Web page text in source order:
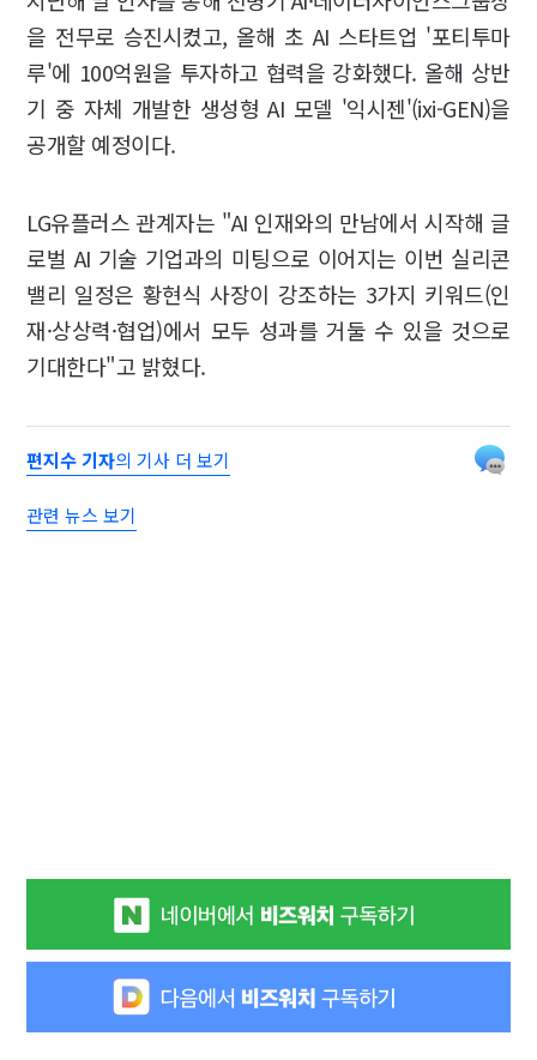
을 전무로 승진시켰고, 올해 초 AI 스타트업 '포티투마
루'에 100억원을 투자하고 협력을 강화했다. 올해 상반
기 중 자체 개발한 생성형 AI 모델 '익시젠'(ixi-GEN)을
공개할 예정이다.
LG유플러스 관계자는 "AI 인재와의 만남에서 시작해 글
로벌 AI 기술 기업과의 미팅으로 이어지는 이번 실리콘
밸리 일정은 황현식 사장이 강조하는 3가지 키워드(인
재·상상력·협업)에서 모두 성과를 거둘 수 있을 것으로
기대한다"고 밝혔다.
편지수 기자의 기사 더 보기
관련 뉴스 보기